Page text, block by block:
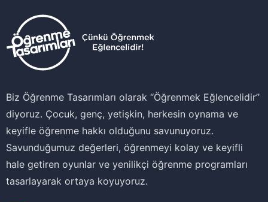
Biz Öğrenme Tasarımları olarak ‘‘Öğrenmek Eğlencelidir’’
diyoruz. Çocuk, genç, yetişkin, herkesin oynama ve
keyifle öğrenme hakkı olduğunu savunuyoruz.
Savunduğumuz değerleri, öğrenmeyi kolay ve keyifli
hale getiren oyunlar ve yenilikçi öğrenme programları
tasarlayarak ortaya koyuyoruz.